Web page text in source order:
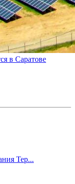
в Саратове
Тер...